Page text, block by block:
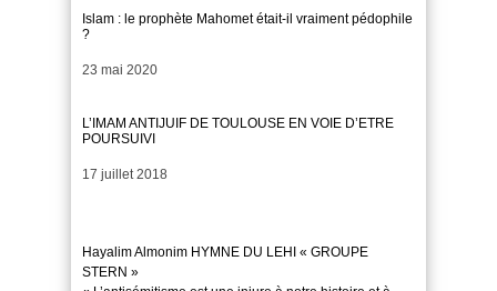
Islam : le prophète Mahomet était-il vraiment pédophile
?
Date
23 mai 2020
L’IMAM ANTIJUIF DE TOULOUSE EN VOIE D’ETRE
POURSUIVI
Date
17 juillet 2018
Hayalim Almonim HYMNE DU LEHI « GROUPE
STERN »